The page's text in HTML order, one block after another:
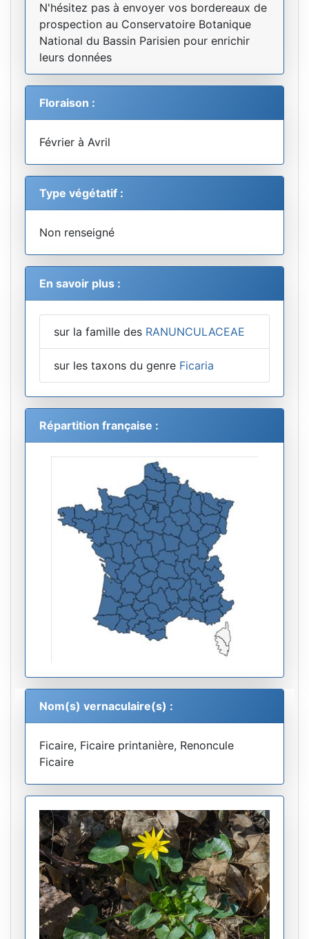
N'hésitez pas à envoyer vos bordereaux de
prospection au Conservatoire Botanique
National du Bassin Parisien pour enrichir
leurs données
Floraison :
Février à Avril
Type végétatif :
Non renseigné
En savoir plus :
sur la famille des RANUNCULACEAE
sur les taxons du genre Ficaria
Répartition française :
Nom(s) vernaculaire(s) :
Ficaire, Ficaire printanière, Renoncule
Ficaire